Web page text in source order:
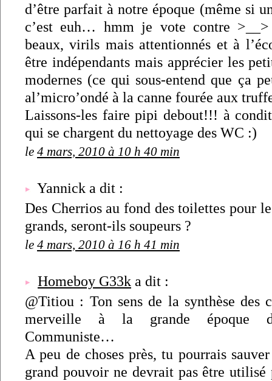
d’être parfait à notre époque (même si
c’est euh… hmm je vote contre
beaux, virils mais attentionnés et à
être indépendants mais apprécier les
modernes (ce qui sous-entend que ça
al’micro’ondé à la canne fourée aux
Laissons-les faire pipi debout!!! à
qui se chargent du nettoyage des WC :)
le 4 mars, 2010 à 10 h 40 min
Yannick a dit :
Des Cherrios au fond des toilettes pour
grands, seront-ils soupeurs ?
le 4 mars, 2010 à 16 h 41 min
Homeboy G33k a dit :
@Titiou : Ton sens de la synthèse des
merveille à la grande époque
Communiste…
A peu de choses près, tu pourrais
grand pouvoir ne devrait pas être utilisé